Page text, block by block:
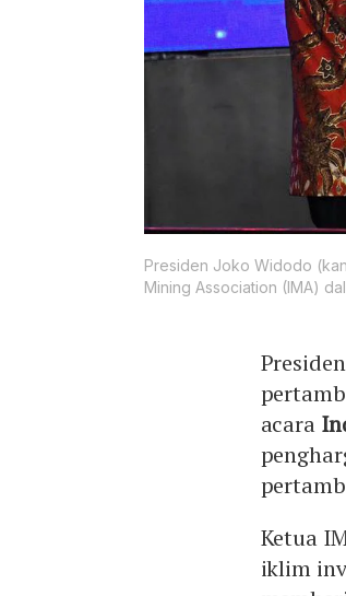
Presiden Joko Widodo
Mining Association (IMA)
Presiden
acara
Ketua
iklim